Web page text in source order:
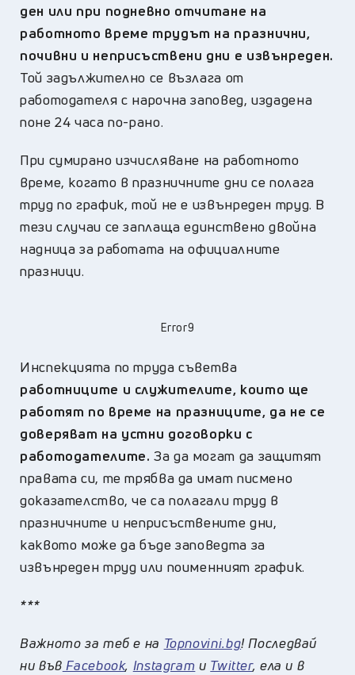
ден или при подневно отчитане на
работното време трудът на празнични,
почивни и неприсъствени дни е извънреден.
Той задължително се възлага от
работодателя с нарочна заповед, издадена
поне 24 часа по-рано.
При сумирано изчисляване на работното
време, когато в празничните дни се полага
труд по график, той не е извънреден труд. В
тези случаи се заплаща единствено двойна
надница за работата на официалните
празници.
Error9
Инспекцията по труда съветва
работниците и служителите, които ще
работят по време на празниците, да не се
доверяват на устни договорки с
работодателите. За да могат да защитят
правата си, те трябва да имат писмено
доказателство, че са полагали труд в
празничните и неприсъствените дни,
каквото може да бъде заповедта за
извънреден труд или поименният график.
***
Важното за теб е на Topnovini.bg! Последвай
ни във Facebook, Instagram и Twitter, ела и в